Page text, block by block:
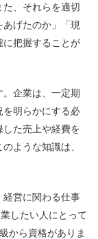
、それらを適切
げたのか」「現
に把握することが
。企業は、一定期
を明らかにする必
た売上や経費を
ような知識は、
経営に関わる仕事
したい人にとって
から資格がありま